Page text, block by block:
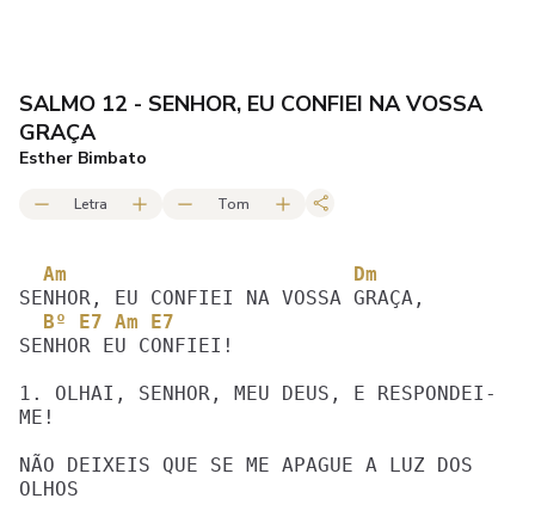
SALMO 12 - SENHOR, EU CONFIEI NA VOSSA
GRAÇA
Esther Bimbato
Letra Tom
  Am                        Dm
  Bº E7 Am E7
SENHOR EU CONFIEI!
1. OLHAI, SENHOR, MEU DEUS, E RESPONDEI-
ME!
NÃO DEIXEIS QUE SE ME APAGUE A LUZ DOS
OLHOS